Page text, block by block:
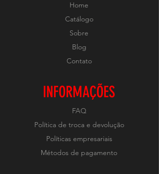
Home
Catálogo
Sobre
Blog
Contato
INFORMAÇÕES
FAQ
Política de troca e devolução
Políticas empresariais
Métodos de pagamento